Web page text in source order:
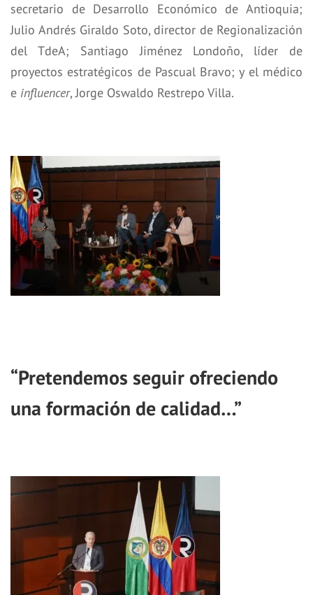
secretario de Desarrollo Económico de Antioquia;
Julio Andrés Giraldo Soto, director de Regionalización
del TdeA; Santiago Jiménez Londoño, líder de
proyectos estratégicos de Pascual Bravo; y el médico
e influencer, Jorge Oswaldo Restrepo Villa.
“Pretendemos seguir ofreciendo
una formación de calidad…”